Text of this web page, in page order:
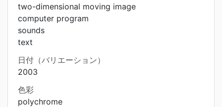
two-dimensional moving image
computer program
sounds
text
日付（バリエーション）
2003
色彩
polychrome